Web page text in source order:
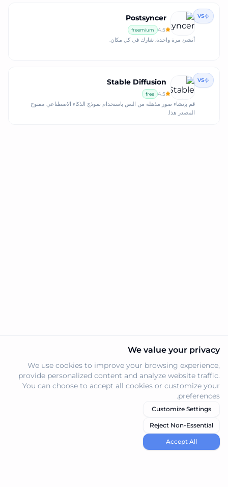
Postsyncer
4.5
freemium
أنشئ مرة واحدة. شارك في كل مكان.
VS
Stable Diffusion
4.5
free
قم بإنشاء صور مذهلة من النص باستخدام نموذج الذكاء الاصطناعي مفتوح
المصدر هذا.
VS
We value your privacy
We use cookies to improve your browsing experience,
provide personalized content and analyze website traffic.
You can choose to accept all cookies or customize your
preferences.
Customize Settings
Reject Non-Essential
Accept All